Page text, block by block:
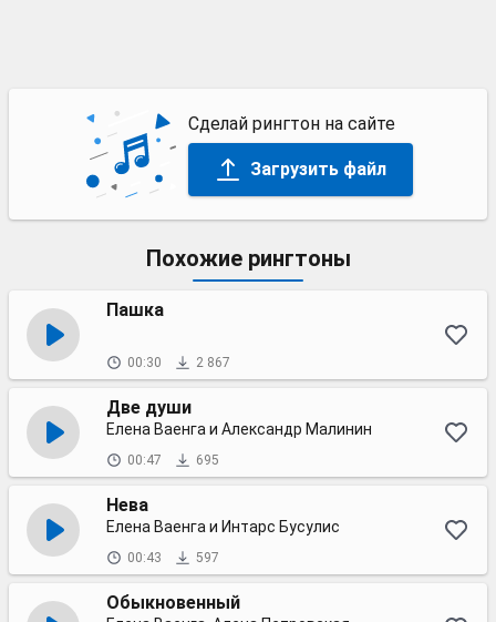
Сделай рингтон на сайте
Загрузить файл
Похожие рингтоны
Пашка
00:30 2 867
Две души
Елена Ваенга и Александр Малинин
00:47 695
Нева
Елена Ваенга и Интарс Бусулис
00:43 597
Обыкновенный